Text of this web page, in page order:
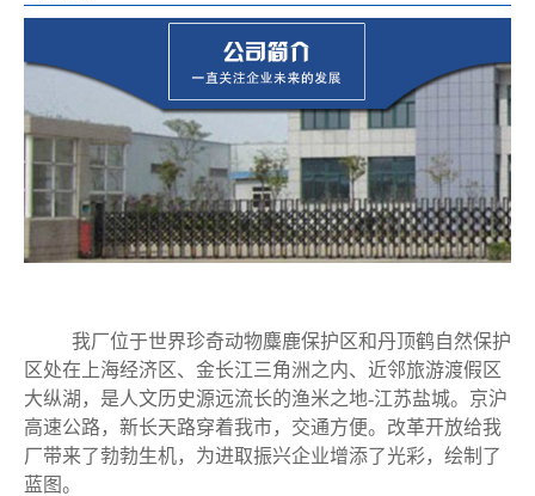
我厂位于世界珍奇动物麋鹿保护区和丹顶鹤自然保护
区处在上海经济区、金长江三角洲之内、近邻旅游渡假区
大纵湖，是人文历史源远流长的渔米之地-江苏盐城。京沪
高速公路，新长天路穿着我市，交通方便。改革开放给我
厂带来了勃勃生机，为进取振兴企业增添了光彩，绘制了
蓝图。